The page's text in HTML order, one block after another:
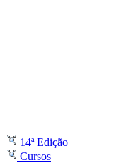
14ª Edição
Cursos